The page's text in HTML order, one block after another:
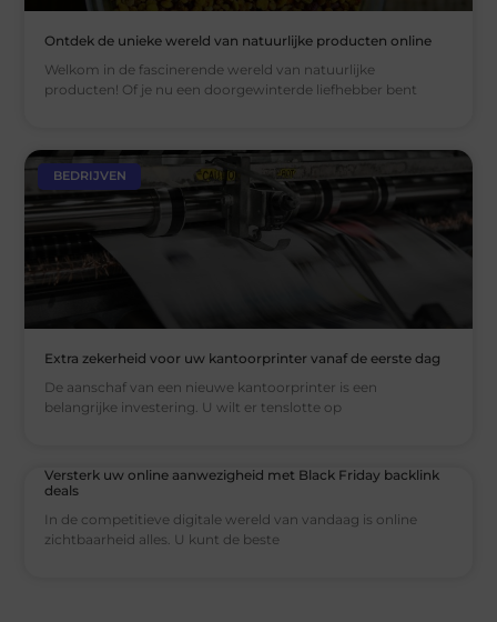
Ontdek de unieke wereld van natuurlijke producten online
Welkom in de fascinerende wereld van natuurlijke
producten! Of je nu een doorgewinterde liefhebber bent
BEDRIJVEN
Extra zekerheid voor uw kantoorprinter vanaf de eerste dag
De aanschaf van een nieuwe kantoorprinter is een
belangrijke investering. U wilt er tenslotte op
Versterk uw online aanwezigheid met Black Friday backlink
deals
In de competitieve digitale wereld van vandaag is online
zichtbaarheid alles. U kunt de beste